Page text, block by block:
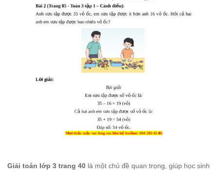
Giải toán lớp 3 trang 40 là một chủ đề quan trọng, giúp học sinh